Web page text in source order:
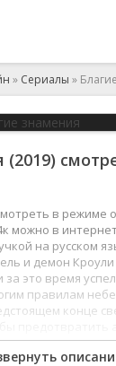
» Сериалы »
в режиме
можно в
на русском
и демон
это время
правилам
конце
к жизни